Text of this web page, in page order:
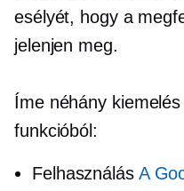
esélyét, hogy a
jelenjen meg.
Íme néhány
funkcióból:
Felhasználás A